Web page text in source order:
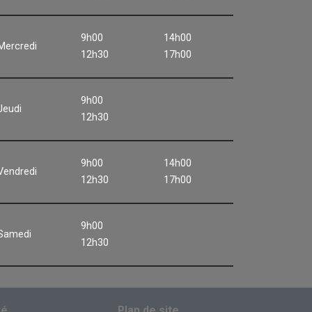
9h00
12h30
14h00
17h00
9h00
12h30
9h00
12h30
14h00
17h00
9h00
12h30